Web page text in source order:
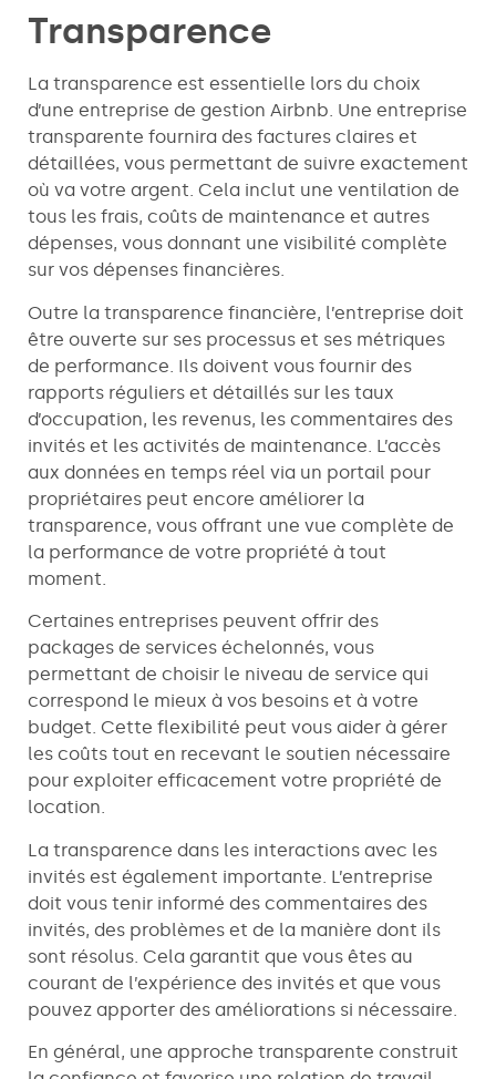
Transparence
La transparence est essentielle lors du choix
d’une entreprise de gestion Airbnb. Une entreprise
transparente fournira des factures claires et
détaillées, vous permettant de suivre exactement
où va votre argent. Cela inclut une ventilation de
tous les frais, coûts de maintenance et autres
dépenses, vous donnant une visibilité complète
sur vos dépenses financières.
Outre la transparence financière, l’entreprise doit
être ouverte sur ses processus et ses métriques
de performance. Ils doivent vous fournir des
rapports réguliers et détaillés sur les taux
d’occupation, les revenus, les commentaires des
invités et les activités de maintenance. L’accès
aux données en temps réel via un portail pour
propriétaires peut encore améliorer la
transparence, vous offrant une vue complète de
la performance de votre propriété à tout
moment.
Certaines entreprises peuvent offrir des
packages de services échelonnés, vous
permettant de choisir le niveau de service qui
correspond le mieux à vos besoins et à votre
budget. Cette flexibilité peut vous aider à gérer
les coûts tout en recevant le soutien nécessaire
pour exploiter efficacement votre propriété de
location.
La transparence dans les interactions avec les
invités est également importante. L’entreprise
doit vous tenir informé des commentaires des
invités, des problèmes et de la manière dont ils
sont résolus. Cela garantit que vous êtes au
courant de l’expérience des invités et que vous
pouvez apporter des améliorations si nécessaire.
En général, une approche transparente construit